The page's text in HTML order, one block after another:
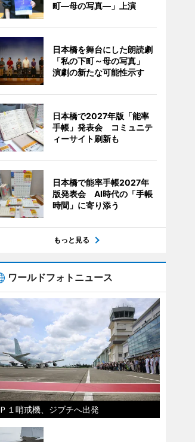
町―母の写真―」上演
日本橋を舞台にした朗読劇
「私の下町～母の写真」
演劇の新たな可能性示す
日本橋で2027年版「能率
手帳」発表会 コミュニテ
ィーサイト刷新も
日本橋で能率手帳2027年
版発表会 AI時代の「手帳
時間」に寄り添う
もっと見る
ワールドフォトニュース
Ｐ１哨戒機、ジブチへ出発